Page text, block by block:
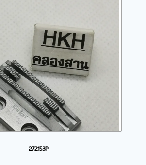
272153P